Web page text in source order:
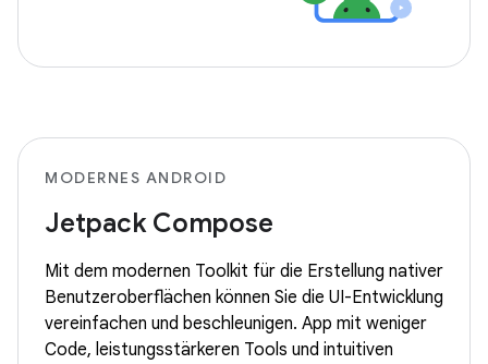
MODERNES ANDROID
Jetpack Compose
Mit dem modernen Toolkit für die Erstellung nativer
Benutzeroberflächen können Sie die UI-Entwicklung
vereinfachen und beschleunigen. App mit weniger
Code, leistungsstärkeren Tools und intuitiven